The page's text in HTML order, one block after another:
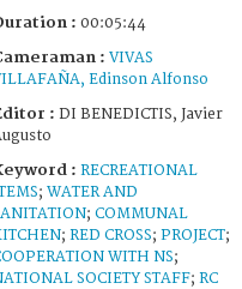
: 00:05:44
: VIVAS
Edinson Alfonso
: DI BENEDICTIS, Javier
: RECREATIONAL
; WATER AND
; COMMUNAL
; RED CROSS; PROJECT;
WITH NS;
SOCIETY STAFF; RC